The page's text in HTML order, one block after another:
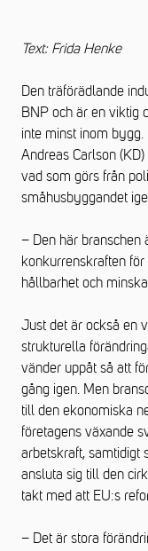
Text: Frida Henke
Den träförädlande
BNP och är en viktig
inte minst inom
Andreas Carlson
vad som görs från
småhusbyggandet
– Den här
konkurrenskraften
hållbarhet och
Just det är också en
strukturella
vänder uppåt så att
gång igen. Men
till den ekonomiska
företagens växande
arbetskraft, samtidigt
ansluta sig till den
takt med att EU:s
– Det är stora